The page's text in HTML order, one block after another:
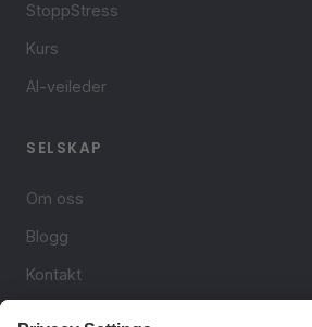
StoppStress
Kurs
AI-veileder
SELSKAP
Om oss
Blogg
Kontakt